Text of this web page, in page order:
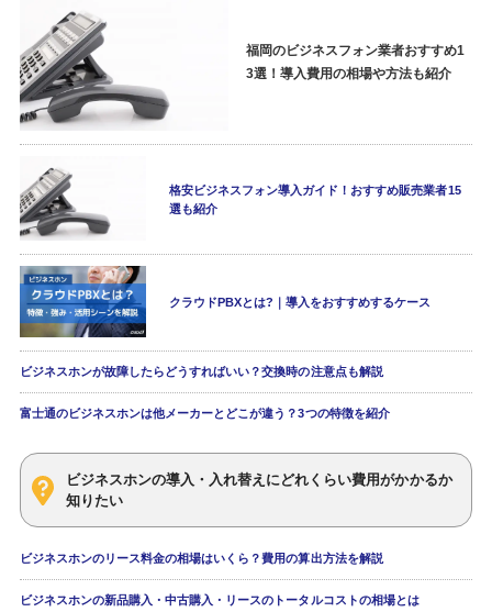
福岡のビジネスフォン業者おすすめ1
3選！導入費用の相場や方法も紹介
格安ビジネスフォン導入ガイド！おすすめ販売業者15
選も紹介
クラウドPBXとは?｜導入をおすすめするケース
ビジネスホンが故障したらどうすればいい？交換時の注意点も解説
富士通のビジネスホンは他メーカーとどこが違う？3つの特徴を紹介
ビジネスホンの導入・入れ替えにどれくらい費用がかかるか
知りたい
ビジネスホンのリース料金の相場はいくら？費用の算出方法を解説
ビジネスホンの新品購入・中古購入・リースのトータルコストの相場とは